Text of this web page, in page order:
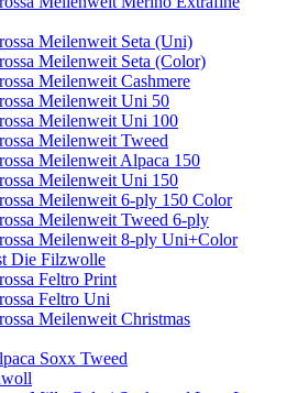
Meilenweit Seta (Uni)
Meilenweit Seta (Color)
Meilenweit Cashmere
Meilenweit Uni 50
Meilenweit Uni 100
Meilenweit Tweed
Meilenweit Alpaca 150
Meilenweit Uni 150
Meilenweit 6-ply 150 Color
Meilenweit Tweed 6-ply
Meilenweit 8-ply Uni+Color
Die Filzwolle
Feltro Print
Feltro Uni
Meilenweit Christmas
Soxx Tweed